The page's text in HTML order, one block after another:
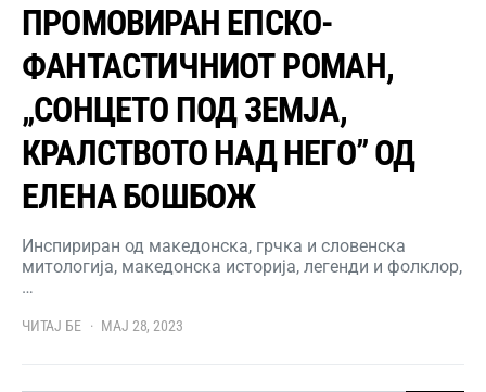
ПРОМОВИРАН ЕПСКО-
ФАНТАСТИЧНИОТ РОМАН,
„СОНЦЕТО ПОД ЗЕМЈА,
КРАЛСТВОТО НАД НЕГО” ОД
ЕЛЕНА БОШБОЖ
Инспириран од македонска, грчка и словенска
митологија, македонска историја, легенди и фолклор,
…
ЧИТАЈ БЕ МАЈ 28, 2023